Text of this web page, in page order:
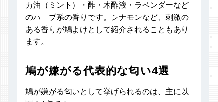
カ油（ミント）・酢・木酢液・ラベンダーなど
のハーブ系の香りです。シナモンなど、刺激の
ある香りが鳩よけとして紹介されることもあり
ます。
鳩が嫌がる代表的な匂い4選
鳩が嫌がる匂いとして挙げられるのは、主に以